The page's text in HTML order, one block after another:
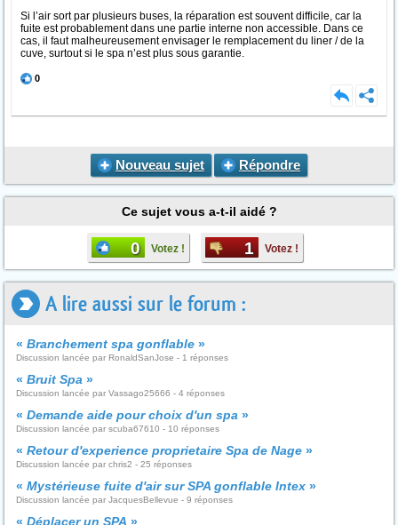
Si l’air sort par plusieurs buses, la réparation est souvent difficile, car la
fuite est probablement dans une partie interne non accessible. Dans ce
cas, il faut malheureusement envisager le remplacement du liner / de la
cuve, surtout si le spa n’est plus sous garantie.
0
Nouveau sujet Répondre
Ce sujet vous a-t-il aidé ?
0 Votez ! 1 Votez !
A lire aussi sur le forum :
« Branchement spa gonflable »
Discussion lancée par RonaldSanJose - 1 réponses
« Bruit Spa »
Discussion lancée par Vassago25666 - 4 réponses
« Demande aide pour choix d'un spa »
Discussion lancée par scuba67610 - 10 réponses
« Retour d'experience proprietaire Spa de Nage »
Discussion lancée par chris2 - 25 réponses
« Mystérieuse fuite d'air sur SPA gonflable Intex »
Discussion lancée par JacquesBellevue - 9 réponses
« Déplacer un SPA »